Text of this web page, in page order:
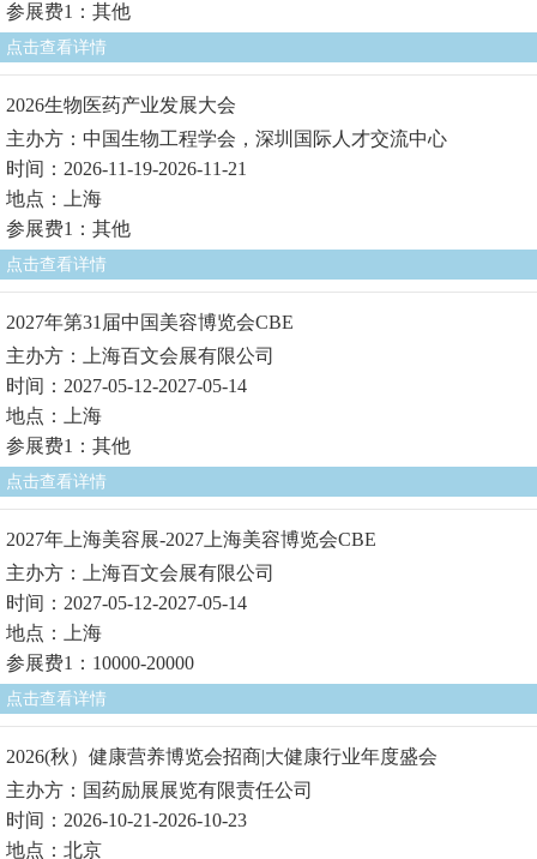
参展费1：其他
点击查看详情
2026生物医药产业发展大会
主办方：中国生物工程学会，深圳国际人才交流中心
时间：2026-11-19-2026-11-21
地点：上海
参展费1：其他
点击查看详情
2027年第31届中国美容博览会CBE
主办方：上海百文会展有限公司
时间：2027-05-12-2027-05-14
地点：上海
参展费1：其他
点击查看详情
2027年上海美容展-2027上海美容博览会CBE
主办方：上海百文会展有限公司
时间：2027-05-12-2027-05-14
地点：上海
参展费1：10000-20000
点击查看详情
2026(秋）健康营养博览会招商|大健康行业年度盛会
主办方：国药励展展览有限责任公司
时间：2026-10-21-2026-10-23
地点：北京